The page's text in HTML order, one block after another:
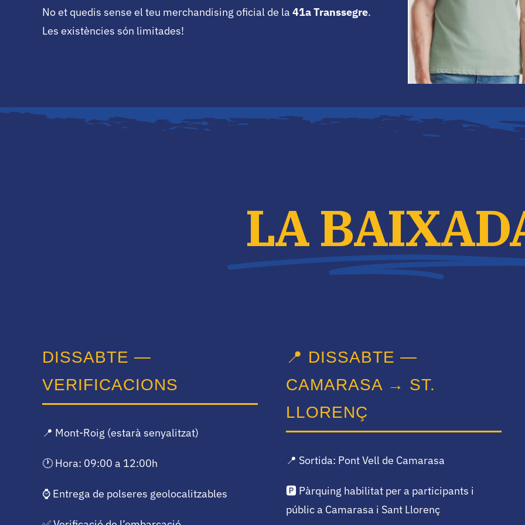
No et quedis sense el teu merchandising oficial de la 41a Transsegre.
Les existències són limitades!
LA
DISSABTE —
VERIFICACIONS
📍 Mont-Roig (estarà senyalitzat)
🕐 Hora: 09:00 a 12:00h
⌚ Entrega de polseres geolocalitzables
📍 DISSABTE —
CAMARASA → ST.
LLORENÇ
📍 Sortida: Pont Vell de Camarasa
🅿️ Pàrquing habilitat per a participants i
públic a Camarasa i Sant Llorenç